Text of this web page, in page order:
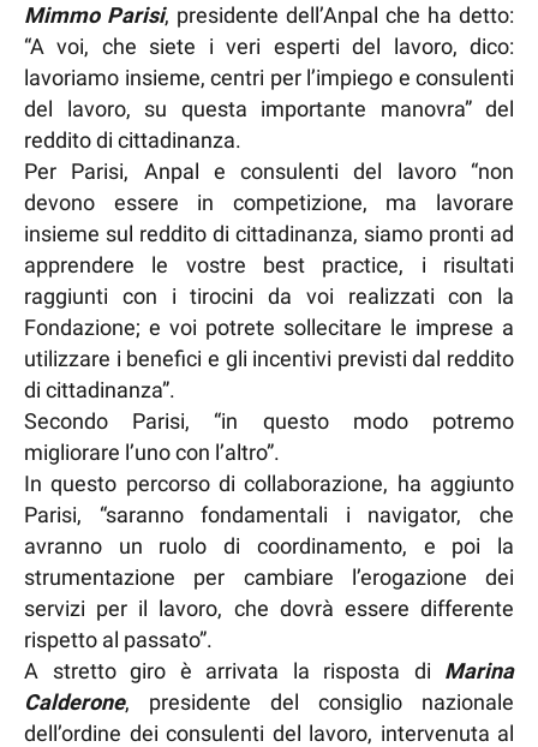
Mimmo Parisi, presidente dell’Anpal che ha detto:
“A voi, che siete i veri esperti del lavoro, dico:
lavoriamo insieme, centri per l’impiego e consulenti
del lavoro, su questa importante manovra” del
reddito di cittadinanza.
Per Parisi, Anpal e consulenti del lavoro “non
devono essere in competizione, ma lavorare
insieme sul reddito di cittadinanza, siamo pronti ad
apprendere le vostre best practice, i risultati
raggiunti con i tirocini da voi realizzati con la
Fondazione; e voi potrete sollecitare le imprese a
utilizzare i benefici e gli incentivi previsti dal reddito
di cittadinanza”.
Secondo Parisi, “in questo modo potremo
migliorare l’uno con l’altro”.
In questo percorso di collaborazione, ha aggiunto
Parisi, “saranno fondamentali i navigator, che
avranno un ruolo di coordinamento, e poi la
strumentazione per cambiare l’erogazione dei
servizi per il lavoro, che dovrà essere differente
rispetto al passato”.
A stretto giro è arrivata la risposta di Marina
Calderone, presidente del consiglio nazionale
dell’ordine dei consulenti del lavoro, intervenuta al